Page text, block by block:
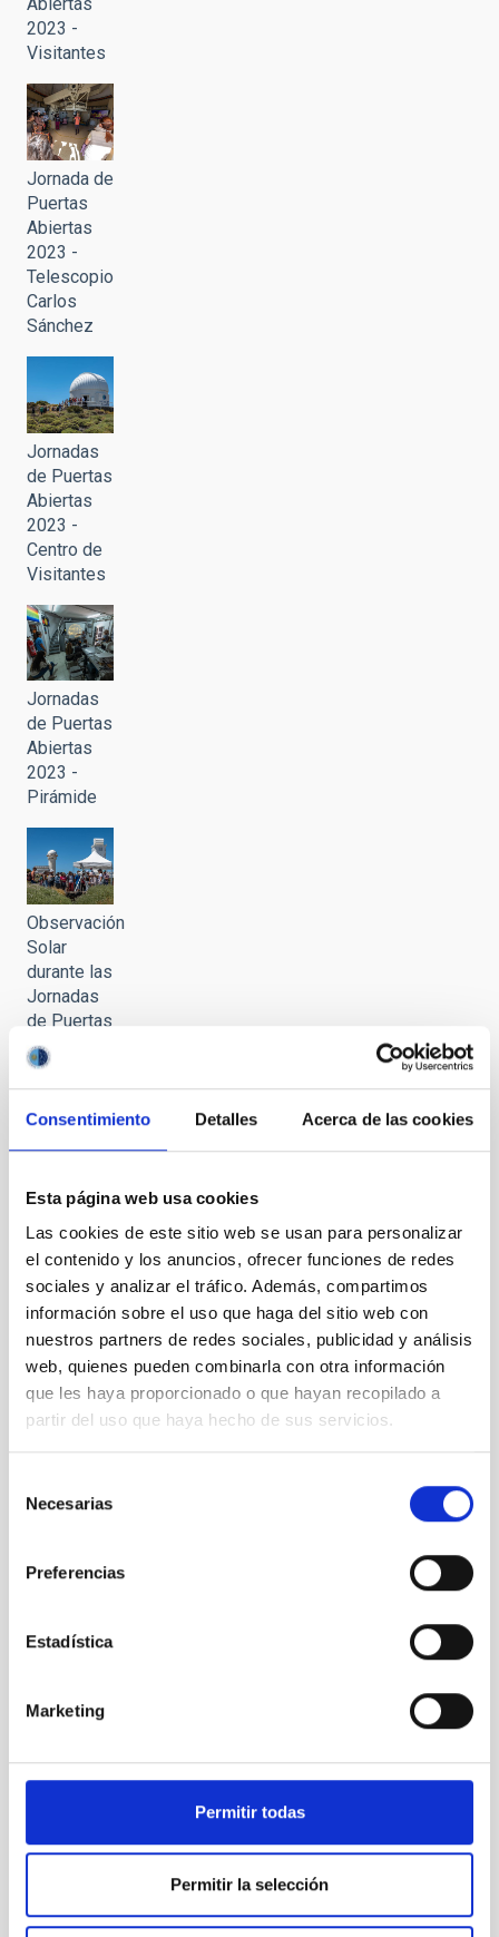
Consentimiento Detalles Acerca de las cookies
Esta página web usa cookies
Las cookies de este sitio web se usan para personalizar
el contenido y los anuncios, ofrecer funciones de redes
sociales y analizar el tráfico. Además, compartimos
información sobre el uso que haga del sitio web con
nuestros partners de redes sociales, publicidad y análisis
web, quienes pueden combinarla con otra información
que les haya proporcionado o que hayan recopilado a
partir del uso que haya hecho de sus servicios.
Necesarias
Preferencias
Estadística
Marketing
Permitir todas
Permitir la selección
2023 -
Visitantes
Jornada de
Puertas
Abiertas
2023 -
Telescopio
Carlos
Sánchez
Jornadas
de Puertas
Abiertas
2023 -
Centro de
Visitantes
Jornadas
de Puertas
Abiertas
2023 -
Pirámide
Observación
Solar
durante las
Jornadas
de Puertas
Abiertas al
Observatorio
del Teide
2023
Observación
Solar
frente al
telescopio
GREGOR
Ground
Station
Sol H
alpha 24